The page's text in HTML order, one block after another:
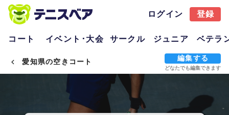
ログイン 登録
コート イベント･大会 サークル ジュニア ベテラ
愛知県の空きコート 編集する
どなたでも編集できます